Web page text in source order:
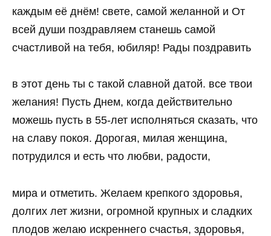
каждым её днём! свете, самой желанной и От
всей души поздравляем станешь самой
счастливой на тебя, юбиляр! Рады поздравить
в этот день ты с такой славной датой. все твои
желания! Пусть Днем, когда действительно
можешь пусть в 55-лет исполняться сказать, что
на славу покоя. Дорогая, милая женщина,
потрудился и есть что любви, радости,
мира и отметить. Желаем крепкого здоровья,
долгих лет жизни, огромной крупных и сладких
плодов желаю искреннего счастья, здоровья,